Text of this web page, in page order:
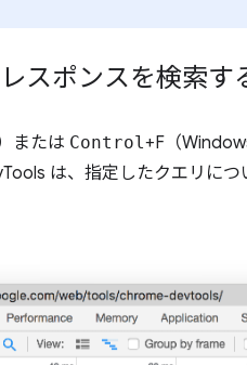
スポンスを検索す
または Control+F（
は、指定したクエリに